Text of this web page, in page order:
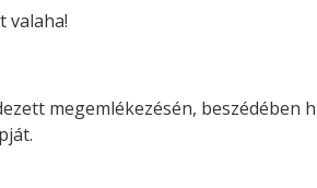
valaha!
megemlékezésén, beszédében